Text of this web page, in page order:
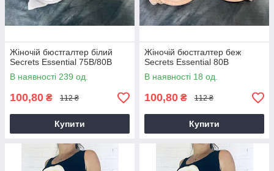
Жіночій бюстгалтер білий
Secrets Essential 75B/80B
В наявності 239 од.
100,80 ₴ 112 ₴
Купити
Жіночій бюстгалтер беж
Secrets Essential 80B
В наявності 18 од.
100,80 ₴ 112 ₴
Купити